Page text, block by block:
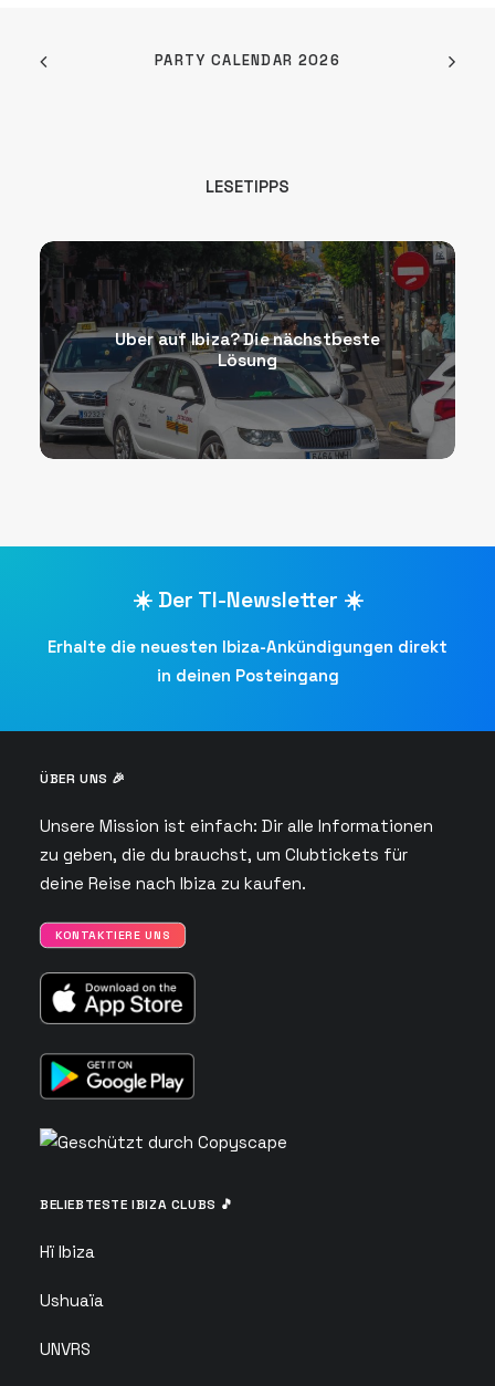
PARTY CALENDAR 2026
LESETIPPS
Uber auf Ibiza? Die nächstbeste
Lösung
☀️ Der TI-Newsletter ☀️
Erhalte die neuesten Ibiza-Ankündigungen direkt
in deinen Posteingang
ÜBER UNS 🎉
Unsere Mission ist einfach: Dir alle Informationen
zu geben, die du brauchst, um Clubtickets für
deine Reise nach Ibiza zu kaufen.
KONTAKTIERE UNS
BELIEBTESTE IBIZA CLUBS 🎵
Hï Ibiza
Ushuaïa
UNVRS